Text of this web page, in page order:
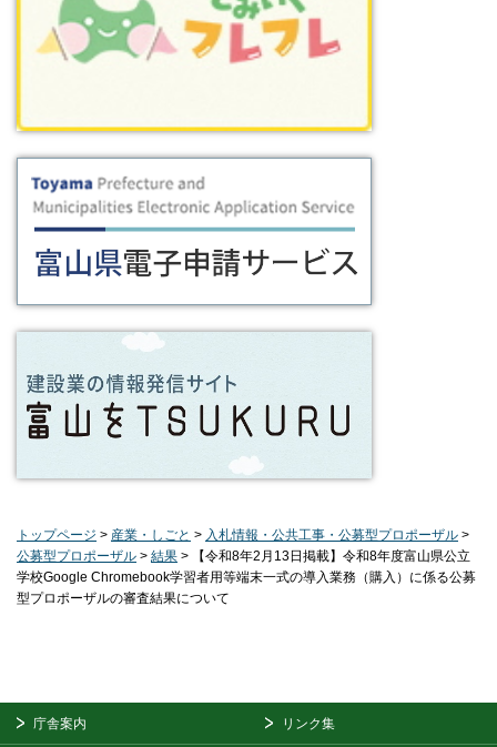
トップページ > 産業・しごと > 入札情報・公共工事・公募型プロポーザル >
公募型プロポーザル > 結果 > 【令和8年2月13日掲載】令和8年度富山県公立
学校Google Chromebook学習者用等端末一式の導入業務（購入）に係る公募
型プロポーザルの審査結果について
庁舎案内 リンク集